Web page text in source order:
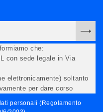
che:
con sede legale in Via
elettronicamente) soltanto
per dare corso
(anche via email) di
Titolare;
personali (Regolamento